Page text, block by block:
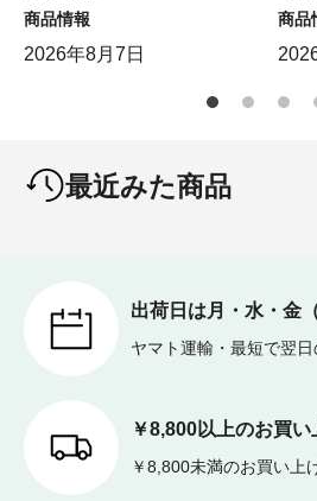
商品情報
2026年8月7日
商品
最近みた商品
出荷日は月・水・金
ヤマト運輸・最短で翌日
￥8,800以上のお買
￥8,800未満のお買い上